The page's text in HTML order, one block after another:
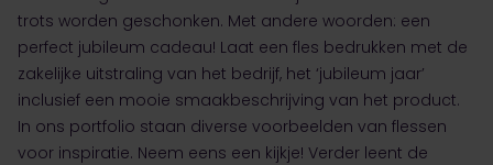
trots worden geschonken. Met andere woorden: een
perfect jubileum cadeau! Laat een fles bedrukken met de
zakelijke uitstraling van het bedrijf, het ‘jubileum jaar’
inclusief een mooie smaakbeschrijving van het product.
In ons portfolio staan diverse voorbeelden van flessen
voor inspiratie. Neem eens een kijkje! Verder leent de